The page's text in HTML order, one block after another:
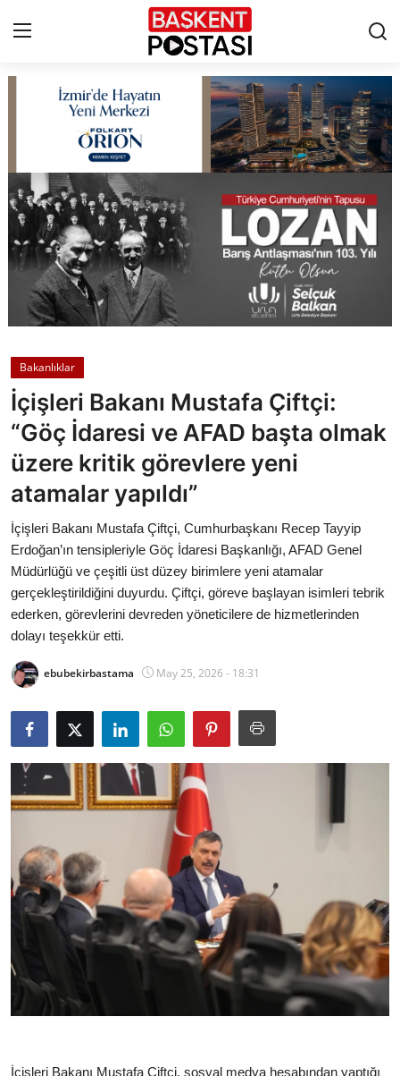
Çerez Politikası
Künye
Ankara
TBMM
Cumhurbaşkanlığı
Bakanlıklar
Siyasi Partiler
Toplum ve Yaşam
Sivil Toplum Kuruluşları
Kamu Kurumları ve Üst Kurullar
Resmi Reklamlar
Bakanlıklar
İçişleri Bakanı Mustafa Çiftçi:
“Göç İdaresi ve AFAD başta olmak
üzere kritik görevlere yeni
atamalar yapıldı”
İçişleri Bakanı Mustafa Çiftçi, Cumhurbaşkanı Recep Tayyip
Erdoğan’ın tensipleriyle Göç İdaresi Başkanlığı, AFAD Genel
Müdürlüğü ve çeşitli üst düzey birimlere yeni atamalar
gerçekleştirildiğini duyurdu. Çiftçi, göreve başlayan isimleri tebrik
ederken, görevlerini devreden yöneticilere de hizmetlerinden
dolayı teşekkür etti.
ebubekirbastama May 25, 2026 - 18:31
İçişleri Bakanı Mustafa Çiftçi, sosyal medya hesabından yaptığı